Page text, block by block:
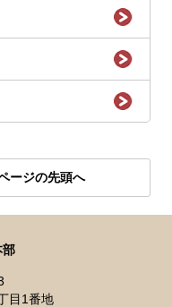
ージの先頭へ
部
目1番地